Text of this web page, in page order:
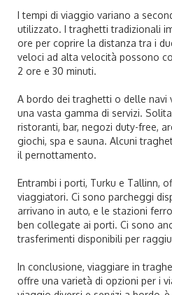
I tempi di viaggio variano a
utilizzato. I traghetti tradizionali
ore per coprire la distanza tra i
veloci ad alta velocità possono
2 ore e 30 minuti.
A bordo dei traghetti o delle navi
una vasta gamma di servizi.
ristoranti, bar, negozi duty-free,
giochi, spa e sauna. Alcuni
il pernottamento.
Entrambi i porti, Turku e Tallinn,
viaggiatori. Ci sono parcheggi
arrivano in auto, e le stazioni
ben collegate ai porti. Ci sono
trasferimenti disponibili per
In conclusione, viaggiare in
offre una varietà di opzioni per i